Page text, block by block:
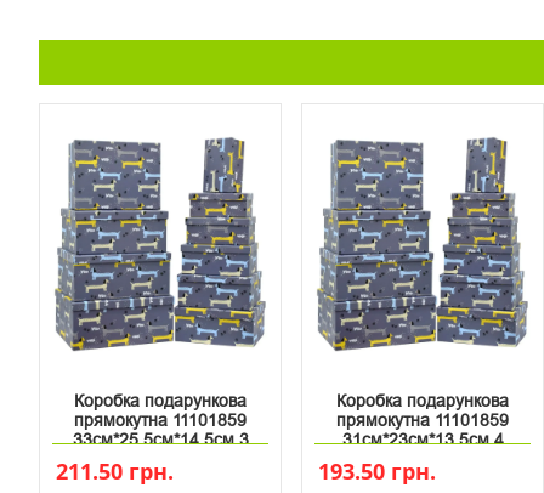
Коробка подарункова
прямокутна 11101859
33см*25.5см*14.5см 3
211.50 грн.
Коробка подарункова
прямокутна 11101859
31см*23см*13.5см 4
193.50 грн.